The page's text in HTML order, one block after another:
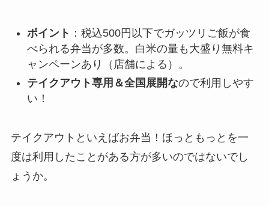
ポイント ：税込500円以下でガッツリご飯が食
べられる弁当が多数。白米の量も大盛り無料キ
ャンペーンあり（店舗による）。
テイクアウト専用＆全国展開なので利用しやす
い！
テイクアウトといえばお弁当！ほっともっとを一
度は利用したことがある方が多いのではないでし
ょうか。